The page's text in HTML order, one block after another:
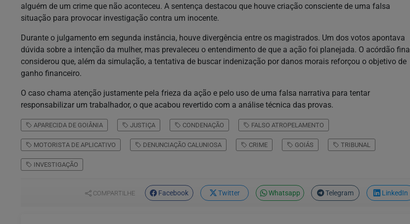
alguém de um crime que não aconteceu. A sentença destacou que houve criação consciente de uma falsa
situação para provocar investigação contra um inocente.
Durante o julgamento em segunda instância, houve divergência entre os magistrados. Um dos votos apontava
dúvida sobre a intenção da mulher, mas prevaleceu o entendimento de que a ação foi planejada. O acórdão final
considerou que, além da simulação, a tentativa de buscar indenização por danos morais reforçou o objetivo de
ganho financeiro.
O caso chama atenção justamente pela frieza da ação e pelo uso de uma falsa narrativa para tentar
responsabilizar um trabalhador, o que acabou revertido com a análise técnica das provas.
APARECIDA DE GOIÂNIA JUSTIÇA CONDENAÇÃO FALSO ATROPELAMENTO
MOTORISTA DE APLICATIVO DENUNCIAÇÃO CALUNIOSA CRIME GOIÁS TRIBUNAL
INVESTIGAÇÃO
COMPARTILHE Facebook Twitter Whatsapp Telegram LinkedIn